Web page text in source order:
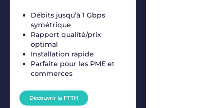
Débits jusqu’à 1 Gbps
symétrique
Rapport qualité/prix
optimal
Installation rapide
Parfaite pour les PME et
commerces
Découvrir la FTTH